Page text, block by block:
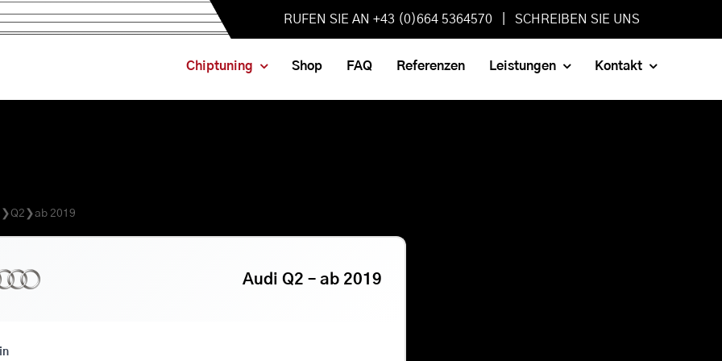
RUFEN SIE AN +43 (0)664 5364570 |SCHREIBEN SIE UNS
Chiptuning Shop FAQ Referenzen Leistungen Kontakt
❯Q2 ❯ab 2019
Audi Q2 – ab 2019